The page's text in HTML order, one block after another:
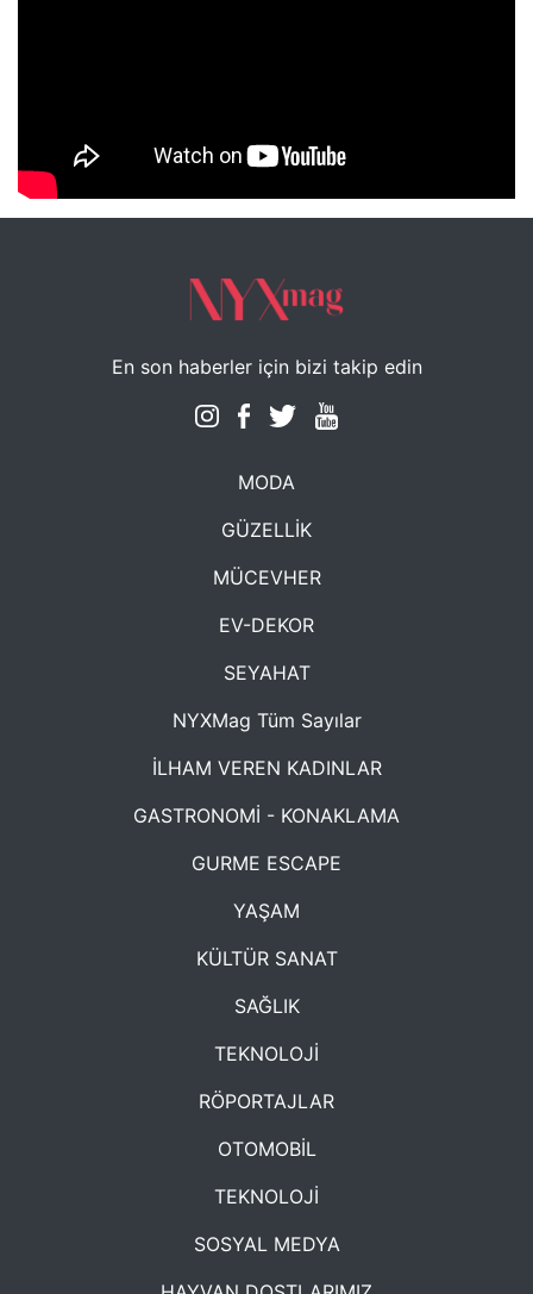
NYXmag 2. Yaş Kutlama Etkinliği
En son haberler için bizi takip edin
MODA
GÜZELLİK
MÜCEVHER
EV-DEKOR
SEYAHAT
NYXMag Tüm Sayılar
İLHAM VEREN KADINLAR
GASTRONOMİ - KONAKLAMA
GURME ESCAPE
YAŞAM
KÜLTÜR SANAT
SAĞLIK
TEKNOLOJİ
RÖPORTAJLAR
OTOMOBİL
TEKNOLOJİ
SOSYAL MEDYA